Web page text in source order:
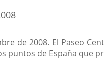
de 2008. El Paseo
puntos de España que